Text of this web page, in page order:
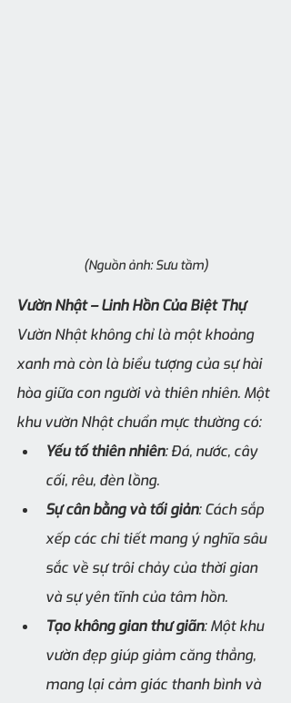
(Nguồn ảnh: Sưu tầm)
Vườn Nhật – Linh Hồn Của Biệt Thự
Vườn Nhật không chỉ là một khoảng
xanh mà còn là biểu tượng của sự hài
hòa giữa con người và thiên nhiên. Một
khu vườn Nhật chuẩn mực thường có:
Yếu tố thiên nhiên: Đá, nước, cây
cối, rêu, đèn lồng.
Sự cân bằng và tối giản: Cách sắp
xếp các chi tiết mang ý nghĩa sâu
sắc về sự trôi chảy của thời gian
và sự yên tĩnh của tâm hồn.
Tạo không gian thư giãn: Một khu
vườn đẹp giúp giảm căng thẳng,
mang lại cảm giác thanh bình và